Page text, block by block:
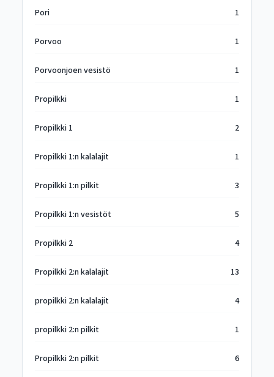
Pori 1
Porvoo 1
Porvoonjoen vesistö 1
Propilkki 1
Propilkki 1 2
Propilkki 1:n kalalajit 1
Propilkki 1:n pilkit 3
Propilkki 1:n vesistöt 5
Propilkki 2 4
Propilkki 2:n kalalajit 13
propilkki 2:n kalalajit 4
propilkki 2:n pilkit 1
Propilkki 2:n pilkit 6